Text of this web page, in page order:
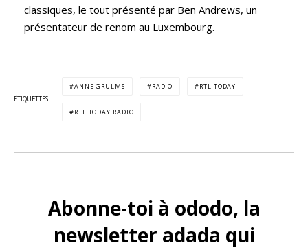
classiques, le tout présenté par Ben Andrews, un
présentateur de renom au Luxembourg.
ÉTIQUETTES
ANNE GRULMS RADIO RTL TODAY
RTL TODAY RADIO